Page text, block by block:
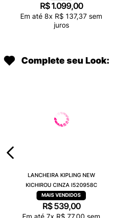
R$ 1.099,00
Em até 8x R$ 137,37 sem
juros
Complete seu Look:
LANCHEIRA KIPLING NEW
KICHIROU CINZA I520958C
R$ 539,00
Em até 7x R$ 77,00 sem